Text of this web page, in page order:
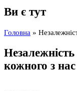
Ви є тут
Головна »
кожного з нас